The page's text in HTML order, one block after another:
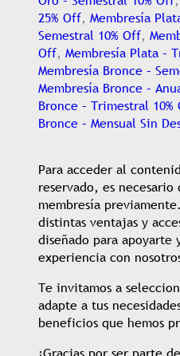
25% Off, Membresía
Semestral 10% Off,
Off, Membresía Plata –
Membresía Bronce –
Membresía Bronce –
Bronce – Trimestral 10%
Bronce – Mensual Sin
Para acceder al
reservado, es
membresía
distintas ventajas y
diseñado para apoyarte
experiencia con
Te invitamos a
adapte a tus
beneficios que hemos